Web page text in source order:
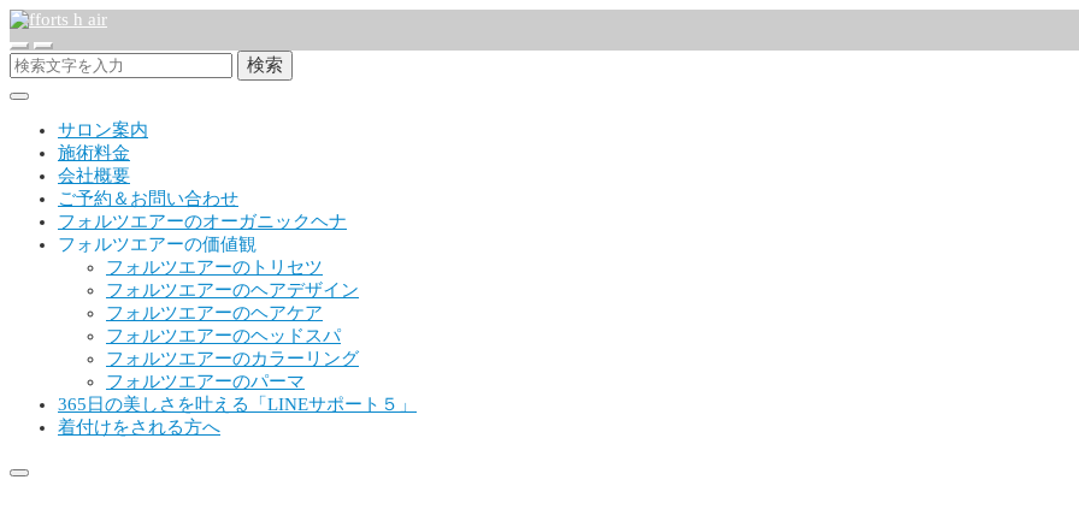
検索
サロン案内
施術料金
会社概要
ご予約＆お問い合わせ
フォルツエアーのオーガニックヘナ
フォルツエアーの価値観
フォルツエアーのトリセツ
フォルツエアーのヘアデザイン
フォルツエアーのヘアケア
フォルツエアーのヘッドスパ
フォルツエアーのカラーリング
フォルツエアーのパーマ
365日の美しさを叶える「LINEサポート５」
着付けをされる方へ